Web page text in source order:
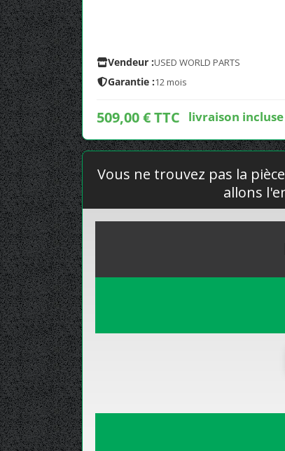
Vendeur :USED WORLD PARTS
Garantie :12 mois
509,00 € TTC livraison incluse
Vous ne trouvez pas la
allons